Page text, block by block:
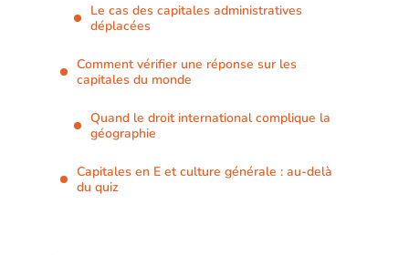
Le cas des capitales administratives
déplacées
Comment vérifier une réponse sur les
capitales du monde
Quand le droit international complique la
géographie
Capitales en E et culture générale : au-delà
du quiz